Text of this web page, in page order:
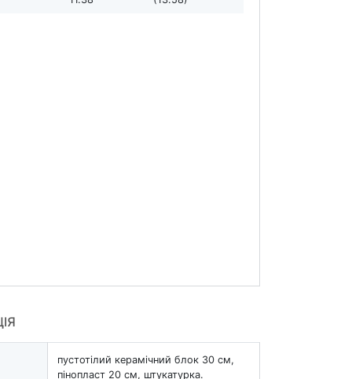
пустотілий керамічний блок 30 см,
пінопласт 20 см, штукатурка.